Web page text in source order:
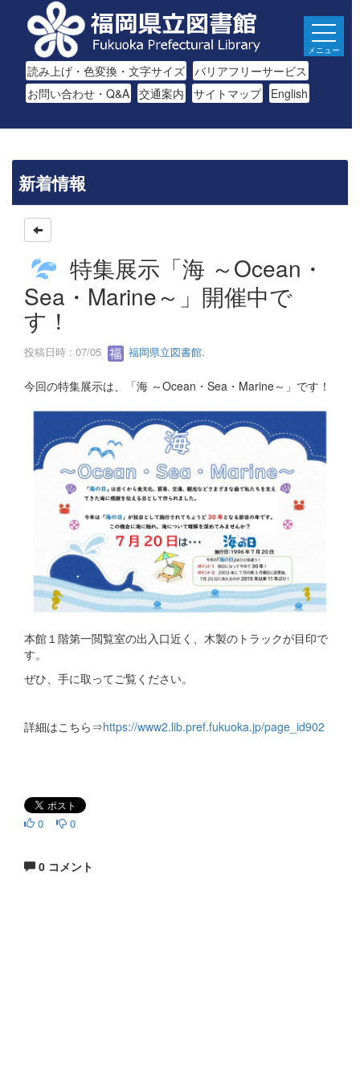
読み上げ・色変換・文字サイズ バリアフリーサービス
お問い合わせ・Q&A 交通案内 サイトマップ English
メニュー
新着情報
特集展示「海 ～Ocean・
Sea・Marine～」開催中で
す！
投稿日時 : 07/05 福岡県立図書館.
今回の特集展示は、「海 ～Ocean・Sea・Marine～」です！
本館１階第一閲覧室の出入口近く、木製のトラックが目印で
す。
ぜひ、手に取ってご覧ください。
詳細はこちら⇒https://www2.lib.pref.fukuoka.jp/page_id902
0 0
0 コメント